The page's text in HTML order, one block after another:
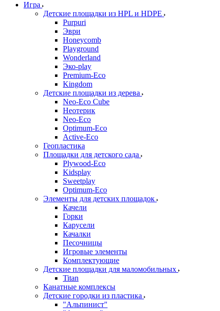
Игра
Детские площадки из HPL и HDPE
Purpuri
Эври
Honeycomb
Playground
Wonderland
Эко-play
Premium-Eco
Kingdom
Детские площадки из дерева
Neo-Eco Cube
Неотерик
Neo-Eco
Оptimum-Еco
Active-Eco
Геопластика
Площадки для детского сада
Plywood-Eco
Kidsplay
Sweetplay
Оptimum-Еco
Элементы для детских площадок
Качели
Горки
Карусели
Качалки
Песочницы
Игровые элементы
Комплектующие
Детские площадки для маломобильных
Titan
Канатные комплексы
Детские городки из пластика
"Альпинист"